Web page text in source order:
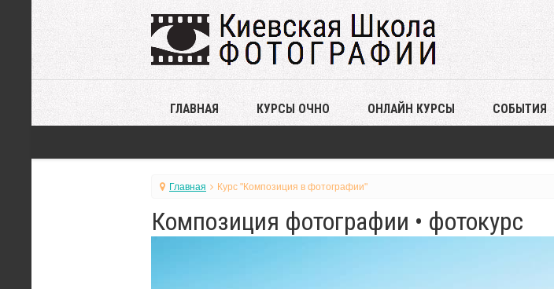
ГЛАВНАЯ КУРСЫ ОЧНО ОНЛАЙН КУРСЫ СОБЫТИЯ
Главная Курс "Композиция в фотографии"
Композиция фотографии • фотокурс